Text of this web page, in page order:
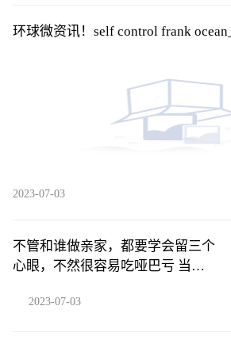
环球微资讯！self control frank
2023-07-03
不管和谁做亲家，都要学会留三个
心眼，不然很容易吃哑巴亏 当前
2023-07-03